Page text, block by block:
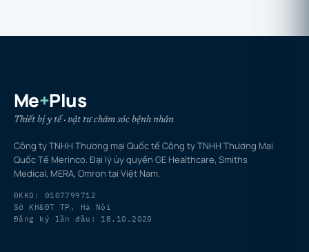
Me+Plus
Thiết bị y tế · vật tư chăm sóc bệnh nhân
Công ty TNHH Thương mại Quốc tế Công ty TNHH Thương Mại
Quốc Tế Merinco. Đại lý ủy quyền GE Healthcare, Smiths
Medical, MERA, Omron tại Việt Nam.
ĐKKD: 0107799712
Sở KH&ĐT TP. Hà Nội
Đăng ký lần đầu: 18.10.2020